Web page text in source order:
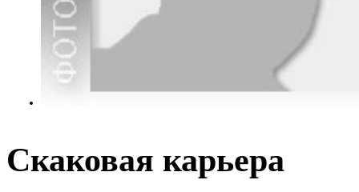
Скаковая карьера